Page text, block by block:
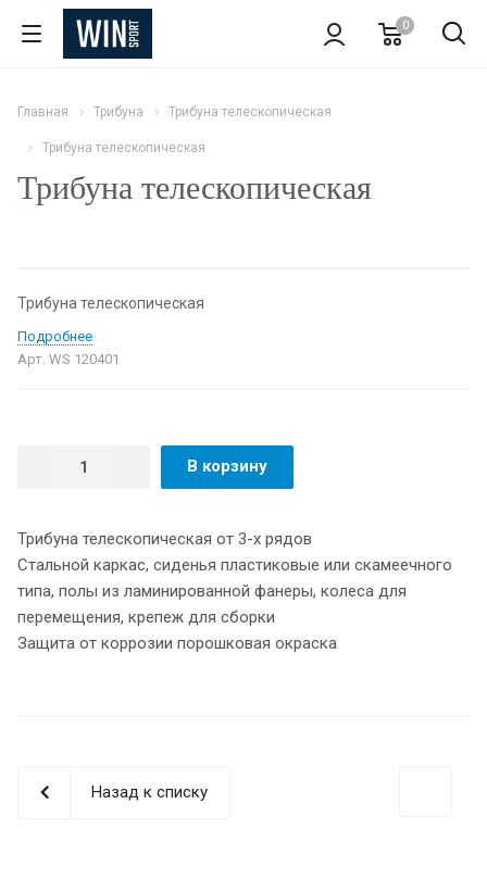
0
Главная Трибуна Трибуна телескопическая
Трибуна телескопическая
Трибуна телескопическая
Трибуна телескопическая
Подробнее
Арт. WS 120401
В корзину
Трибуна телескопическая от 3-х рядов
Стальной каркас, сиденья пластиковые или скамеечного
типа, полы из ламинированной фанеры, колеса для
перемещения, крепеж для сборки
Защита от коррозии порошковая окраска
Назад к списку